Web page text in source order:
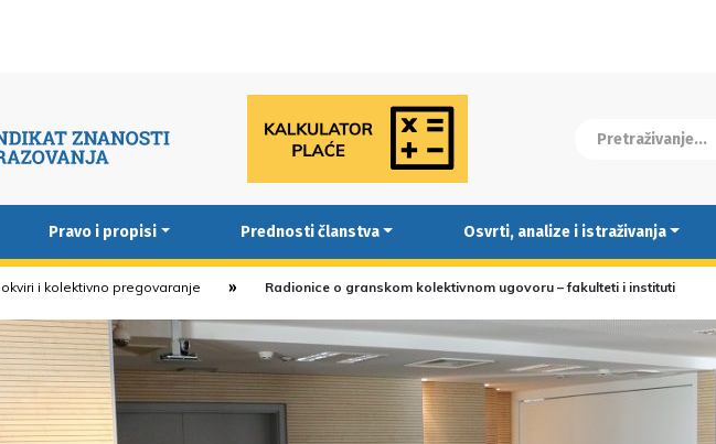
Pravo i propisi Prednosti članstva Osvrti, analize i istraživanja
i kolektivno pregovaranje Radionice o granskom kolektivnom ugovoru – fakulteti i instituti